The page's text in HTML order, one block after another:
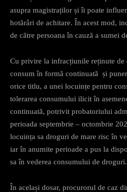
asupra magistraților și îi poate
hotărâri de achitare. În acest mod,
de către persoana în cauză a
Cu privire la infracțiunile reținute de
consum în formă continuată și
orice titlu, a unei locuințe pentru
tolerarea consumului ilicit în
continuată, potrivit probatoriului
perioada septembrie – octombrie
locuința sa droguri de mare risc în
iar în anumite perioade a pus la
sa în vederea consumului de droguri.
În același dosar, procurorul de caz